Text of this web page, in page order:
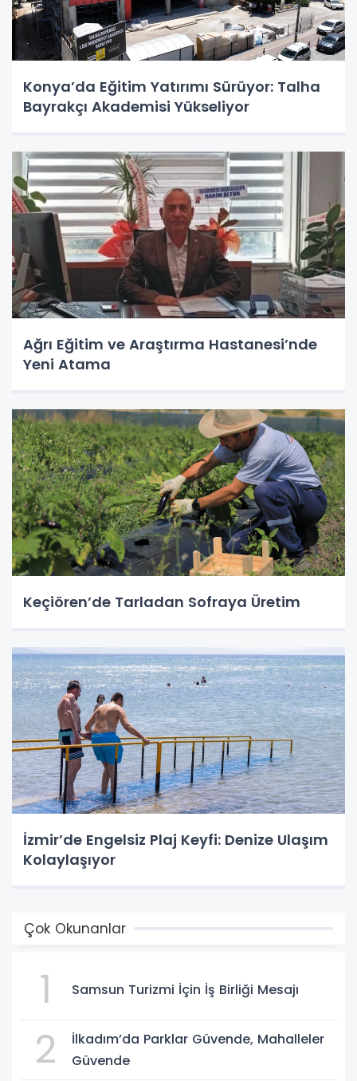
Konya’da Eğitim Yatırımı Sürüyor: Talha
Bayrakçı Akademisi Yükseliyor
Ağrı Eğitim ve Araştırma Hastanesi’nde
Yeni Atama
Keçiören’de Tarladan Sofraya Üretim
İzmir’de Engelsiz Plaj Keyfi: Denize Ulaşım
Kolaylaşıyor
Çok Okunanlar
1 Samsun Turizmi İçin İş Birliği Mesajı
2
İlkadım’da Parklar Güvende, Mahalleler
Güvende